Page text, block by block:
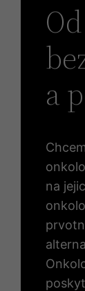
a
na